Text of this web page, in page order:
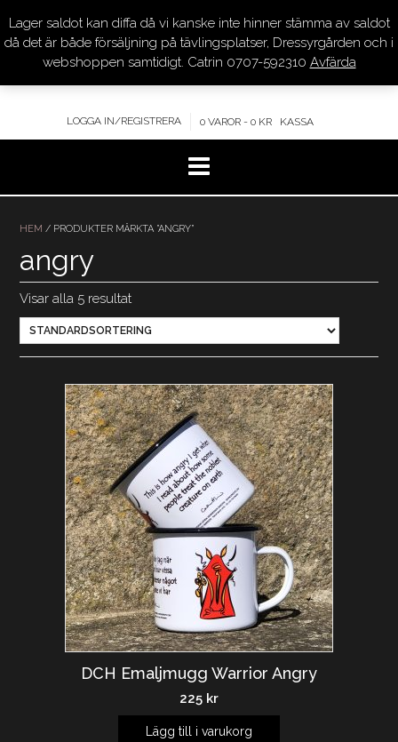
DRESSYR.COM
KVALITET – KOMPETENS – SERVICE
LOGGA IN/REGISTRERA 0 VAROR - 0 KR KASSA
HEM / PRODUKTER MÄRKTA ”ANGRY”
angry
Visar alla 5 resultat
DCH Emaljmugg Warrior Angry
225 kr
Lägg till i varukorg
Lager saldot kan diffa då vi kanske inte hinner stämma av saldot
då det är både försäljning på tävlingsplatser, Dressyrgården och i
webshoppen samtidigt. Catrin 0707-592310 Avfärda